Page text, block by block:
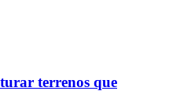
terrenos que